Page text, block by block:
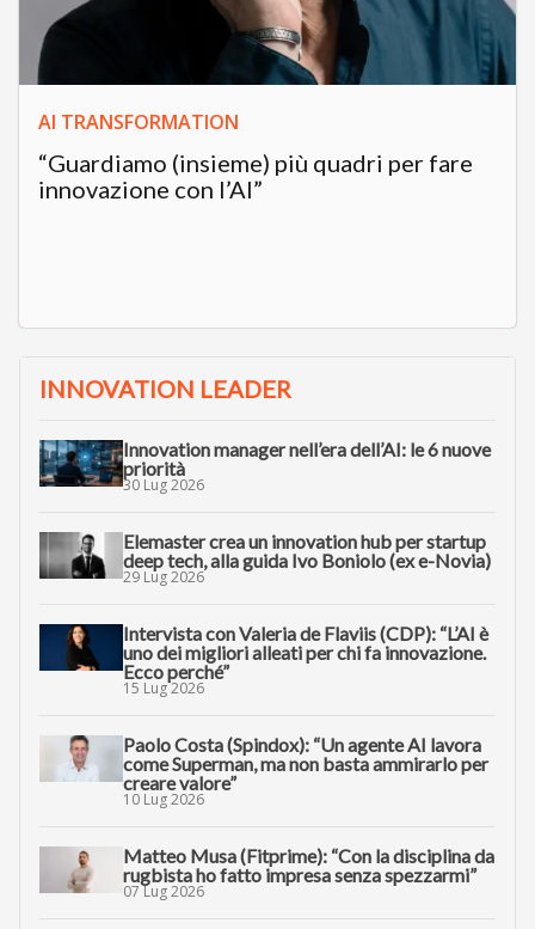
AI TRANSFORMATION
“Guardiamo (insieme) più quadri per fare
innovazione con l’AI”
INNOVATION LEADER
Innovation manager nell’era dell’AI: le 6 nuove
priorità
30 Lug 2026
Elemaster crea un innovation hub per startup
deep tech, alla guida Ivo Boniolo (ex e-Novia)
29 Lug 2026
Intervista con Valeria de Flaviis (CDP): “L’AI è
uno dei migliori alleati per chi fa innovazione.
Ecco perché”
15 Lug 2026
Paolo Costa (Spindox): “Un agente AI lavora
come Superman, ma non basta ammirarlo per
creare valore”
10 Lug 2026
Matteo Musa (Fitprime): “Con la disciplina da
rugbista ho fatto impresa senza spezzarmi”
07 Lug 2026